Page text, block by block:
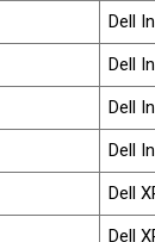
Dell
Dell
Dell
Dell
Dell
Dell